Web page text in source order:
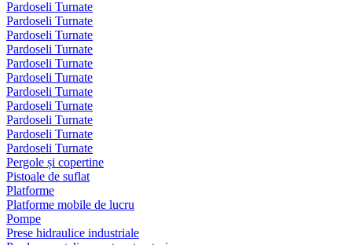
Pardoseli Turnate
Pardoseli Turnate
Pardoseli Turnate
Pardoseli Turnate
Pardoseli Turnate
Pardoseli Turnate
Pardoseli Turnate
Pardoseli Turnate
Pardoseli Turnate
Pardoseli Turnate
Pardoseli Turnate
Pergole și copertine
Pistoale de suflat
Platforme
Platforme mobile de lucru
Pompe
Prese hidraulice industriale